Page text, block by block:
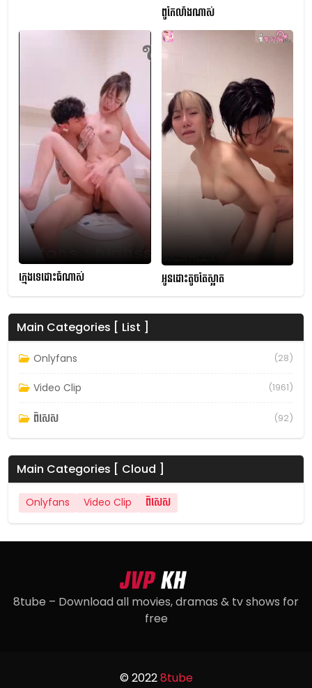
ពូកែលាំងណាស់
ក្មេងទេដោះធំណាស់ អូនដោះតូចតែស្អាត
Main Categories [ List ]
Onlyfans (28)
Video Clip (1961)
ពិសេស (92)
Main Categories [ Cloud ]
Onlyfans Video Clip ពិសេស
8tube – Download all movies, dramas & tv shows for
free
© 20228tube